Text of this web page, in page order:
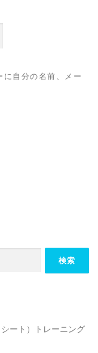
自分の名前、メー
ート）トレーニング